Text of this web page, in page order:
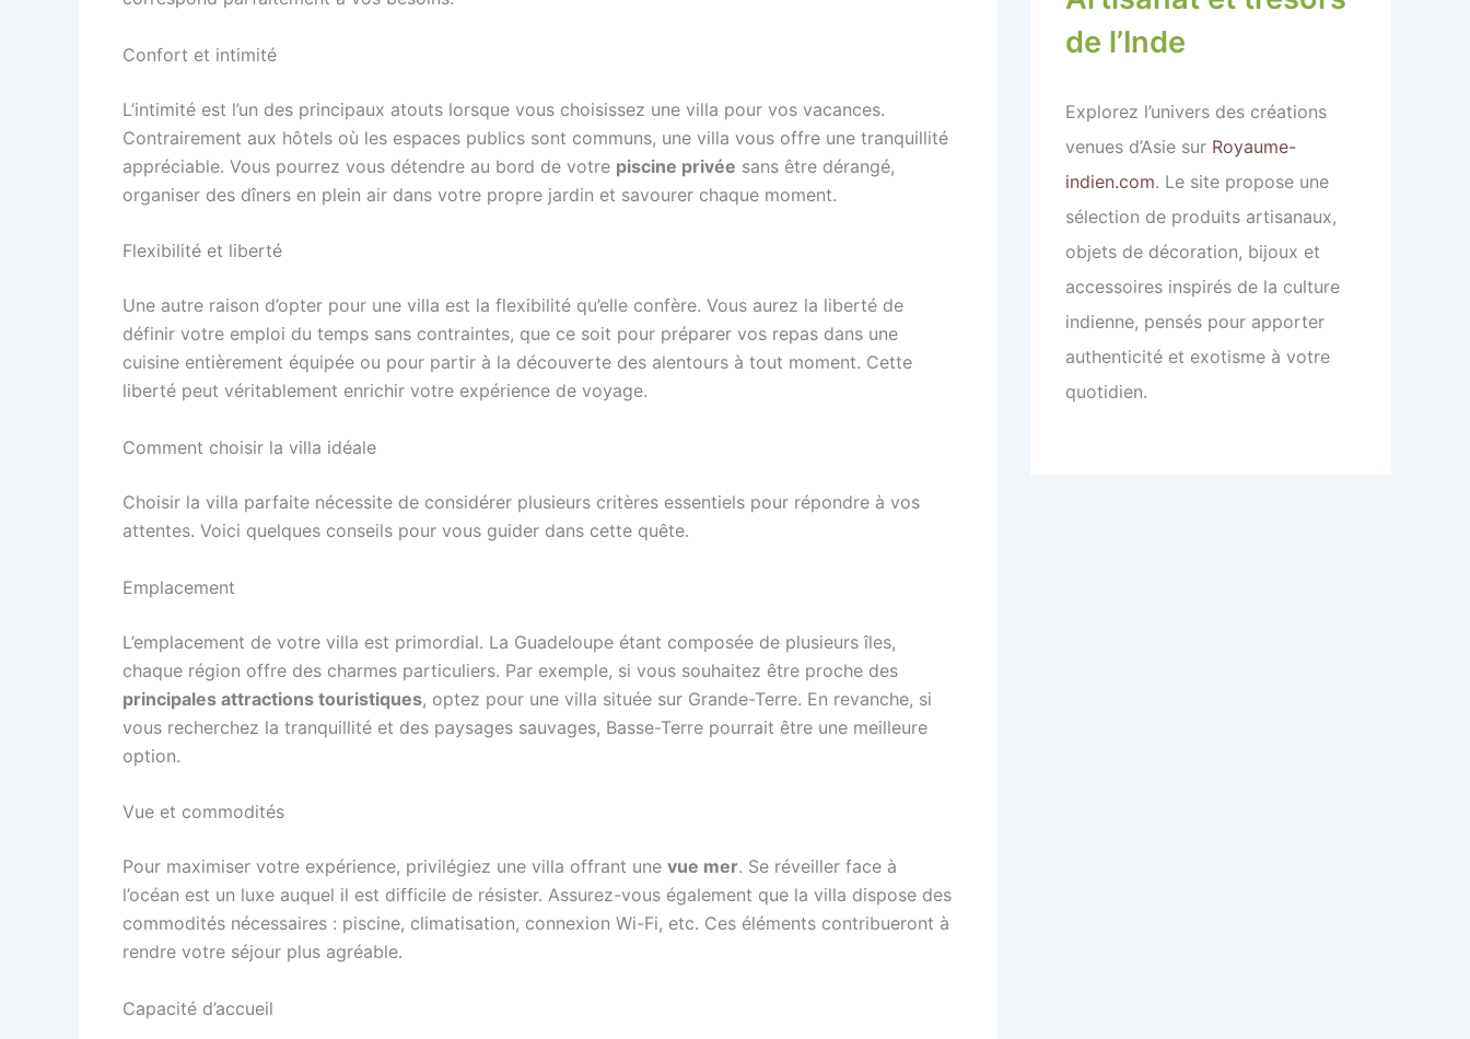
Confort et intimité
L’intimité est l’un des principaux atouts lorsque vous choisissez une villa pour vos vacances.
Contrairement aux hôtels où les espaces publics sont communs, une villa vous offre une tranquillité
appréciable. Vous pourrez vous détendre au bord de votre piscine privée sans être dérangé,
organiser des dîners en plein air dans votre propre jardin et savourer chaque moment.
Flexibilité et liberté
Une autre raison d’opter pour une villa est la flexibilité qu’elle confère. Vous aurez la liberté de
définir votre emploi du temps sans contraintes, que ce soit pour préparer vos repas dans une
cuisine entièrement équipée ou pour partir à la découverte des alentours à tout moment. Cette
liberté peut véritablement enrichir votre expérience de voyage.
Comment choisir la villa idéale
Choisir la villa parfaite nécessite de considérer plusieurs critères essentiels pour répondre à vos
attentes. Voici quelques conseils pour vous guider dans cette quête.
Emplacement
L’emplacement de votre villa est primordial. La Guadeloupe étant composée de plusieurs îles,
chaque région offre des charmes particuliers. Par exemple, si vous souhaitez être proche des
principales attractions touristiques, optez pour une villa située sur Grande-Terre. En revanche, si
vous recherchez la tranquillité et des paysages sauvages, Basse-Terre pourrait être une meilleure
option.
Vue et commodités
Pour maximiser votre expérience, privilégiez une villa offrant une vue mer. Se réveiller face à
l’océan est un luxe auquel il est difficile de résister. Assurez-vous également que la villa dispose des
commodités nécessaires : piscine, climatisation, connexion Wi-Fi, etc. Ces éléments contribueront à
rendre votre séjour plus agréable.
Capacité d’accueil
de l’Inde
Explorez l’univers des créations
venues d’Asie sur Royaume-
indien.com. Le site propose une
sélection de produits artisanaux,
objets de décoration, bijoux et
accessoires inspirés de la culture
indienne, pensés pour apporter
authenticité et exotisme à votre
quotidien.